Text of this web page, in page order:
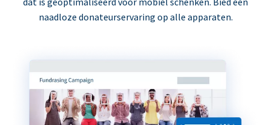
naadloze donateurservaring op alle apparaten.